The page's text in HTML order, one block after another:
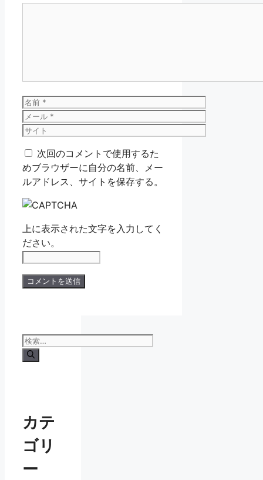
名
前
メ
ー
サ
ト 次回のコメントで使用するた
めブラウザーに自分の名前、メー
ルアドレス、サイトを保存する。
上に表示された文字を入力してく
ださい。
検
索:
カテ
ゴリ
ー